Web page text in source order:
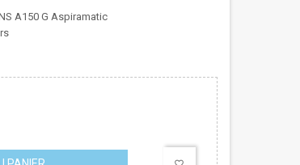
A150 G Aspiramatic